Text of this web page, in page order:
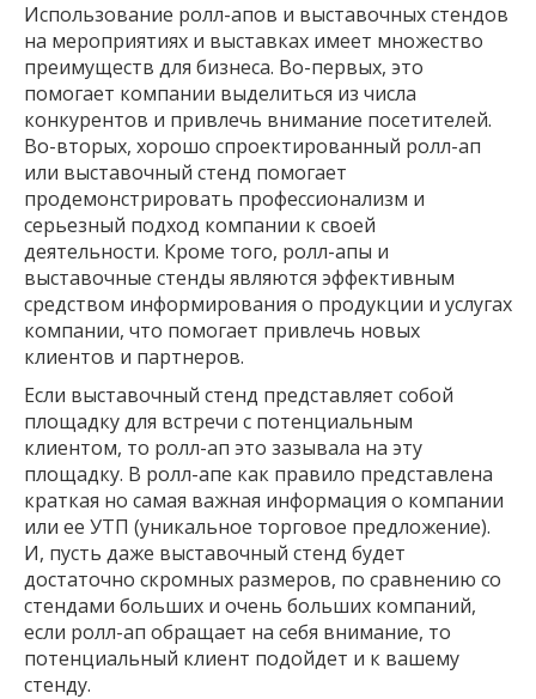
Использование ролл-апов и выставочных стендов
на мероприятиях и выставках имеет множество
преимуществ для бизнеса. Во-первых, это
помогает компании выделиться из числа
конкурентов и привлечь внимание посетителей.
Во-вторых, хорошо спроектированный ролл-ап
или выставочный стенд помогает
продемонстрировать профессионализм и
серьезный подход компании к своей
деятельности. Кроме того, ролл-апы и
выставочные стенды являются эффективным
средством информирования о продукции и услугах
компании, что помогает привлечь новых
клиентов и партнеров.
Если выставочный стенд представляет собой
площадку для встречи с потенциальным
клиентом, то ролл-ап это зазывала на эту
площадку. В ролл-апе как правило представлена
краткая но самая важная информация о компании
или ее УТП (уникальное торговое предложение).
И, пусть даже выставочный стенд будет
достаточно скромных размеров, по сравнению со
стендами больших и очень больших компаний,
если ролл-ап обращает на себя внимание, то
потенциальный клиент подойдет и к вашему
стенду.